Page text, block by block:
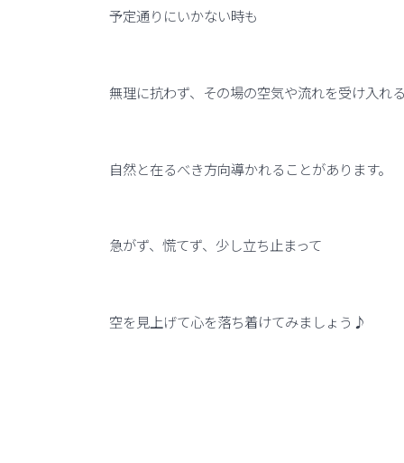
予定通りにいかない時も
無理に抗わず、その場の空気や流れを受け入れ
自然と在るべき方向導かれることがあります。
急がず、慌てず、少し立ち止まって
空を見上げて心を落ち着けてみましょう♪